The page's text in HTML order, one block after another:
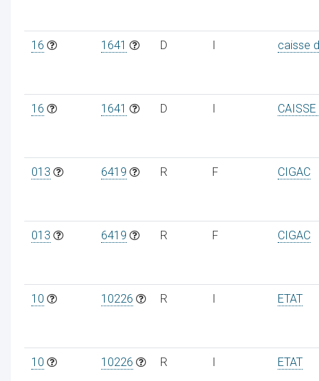
16 1641 D I caisse
16 1641 D I CAISSE
013 6419 R F CIGAC
013 6419 R F CIGAC
10 10226 R I ETAT
10 10226 R I ETAT